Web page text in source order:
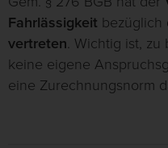
Fahrlässigkeit bezüglich
vertreten. Wichtig ist, zu
keine eigene
eine Zurechnungsnorm